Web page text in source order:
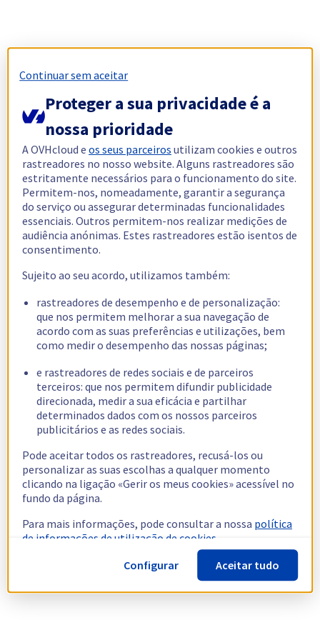
Continuar sem aceitar
Proteger a sua privacidade é a
nossa prioridade
A OVHcloud eos seus parceiros utilizam cookies e outros
rastreadores no nosso website. Alguns rastreadores são
estritamente necessários para o funcionamento do site.
Permitem-nos, nomeadamente, garantir a segurança
do serviço ou assegurar determinadas funcionalidades
essenciais. Outros permitem-nos realizar medições de
audiência anónimas. Estes rastreadores estão isentos de
consentimento.
Sujeito ao seu acordo, utilizamos também:
rastreadores de desempenho e de personalização:
que nos permitem melhorar a sua navegação de
acordo com as suas preferências e utilizações, bem
como medir o desempenho das nossas páginas;
e rastreadores de redes sociais e de parceiros
terceiros: que nos permitem difundir publicidade
direcionada, medir a sua eficácia e partilhar
determinados dados com os nossos parceiros
publicitários e as redes sociais.
Pode aceitar todos os rastreadores, recusá-los ou
personalizar as suas escolhas a qualquer momento
clicando na ligação «Gerir os meus cookies» acessível no
fundo da página.
Para mais informações, pode consultar a nossa política
de informações de utilização de cookies.
Configurar
Aceitar tudo